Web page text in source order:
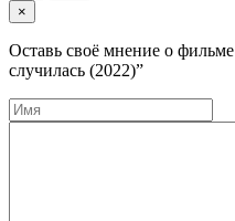
×
Оставь своё мнение о фильме
случилась (2022)”